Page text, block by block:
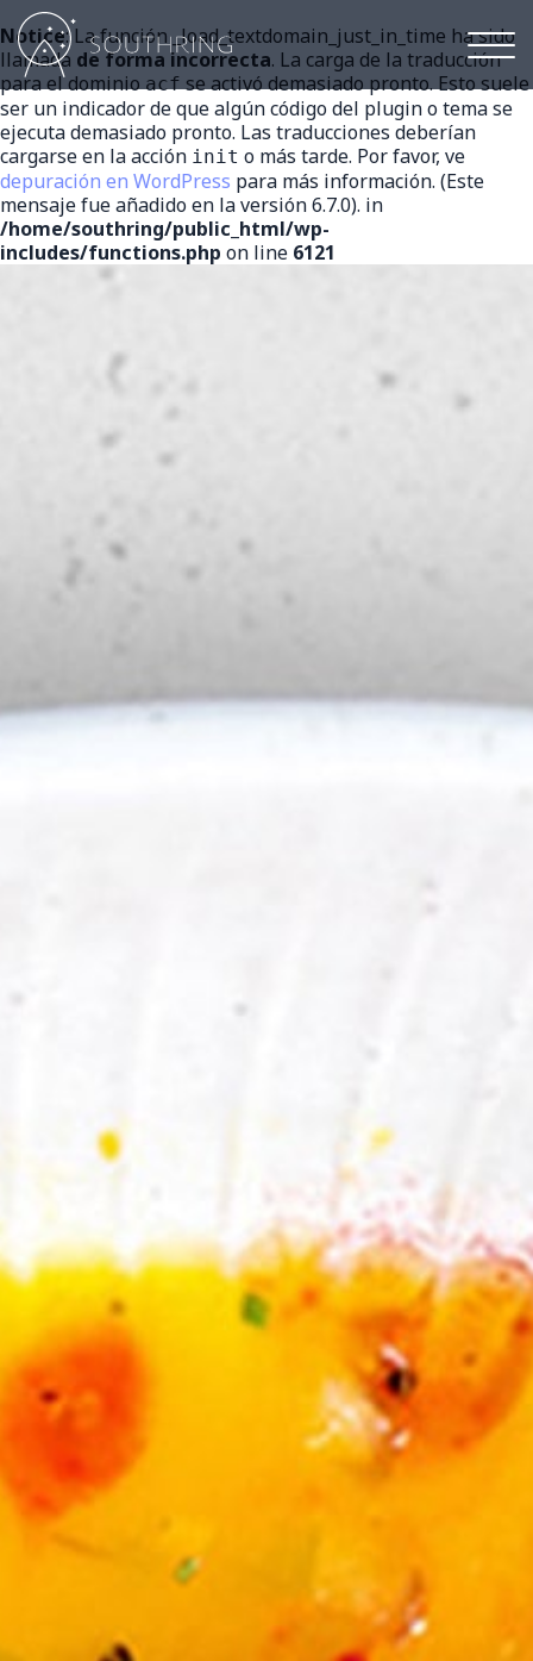
Notice: La función _load_textdomain_just_in_time ha sido
llamada de forma incorrecta. La carga de la traducción
para el dominioacfse activó demasiado pronto. Esto suele
ser un indicador de que algún código del plugin o tema se
ejecuta demasiado pronto. Las traducciones deberían
cargarse en la acción init o más tarde. Por favor, ve
depuración en WordPress para más información. (Este
mensaje fue añadido en la versión 6.7.0). in
/home/southring/public_html/wp-
includes/functions.php on line 6121
Antibiotic